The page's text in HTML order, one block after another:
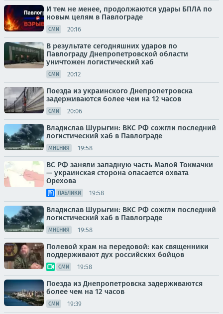
И тем не менее, продолжаются удары БПЛА по
новым целям в Павлограде
СМИ 20:16
В результате сегодняшних ударов по
Павлограду Днепропетровской области
уничтожен логистический хаб
СМИ 20:12
Поезда из украинского Днепропетровска
задерживаются более чем на 12 часов
СМИ 20:06
Владислав Шурыгин: ВКС РФ сожгли последний
логистический хаб в Павлограде
МНЕНИЯ 19:58
ВС РФ заняли западную часть Малой Токмачки
— украинская сторона опасается охвата
Орехова
ПАБЛИКИ 19:58
Владислав Шурыгин: ВКС РФ сожгли последний
логистический хаб в Павлограде
МНЕНИЯ 19:58
Полевой храм на передовой: как священники
поддерживают дух российских бойцов
СМИ 19:58
Поезда из Днепропетровска задерживаются
более чем на 12 часов
СМИ 19:39